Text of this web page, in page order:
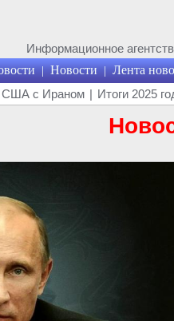
Информационное
| Новости | Лента
США с Ираном | Итоги 2025